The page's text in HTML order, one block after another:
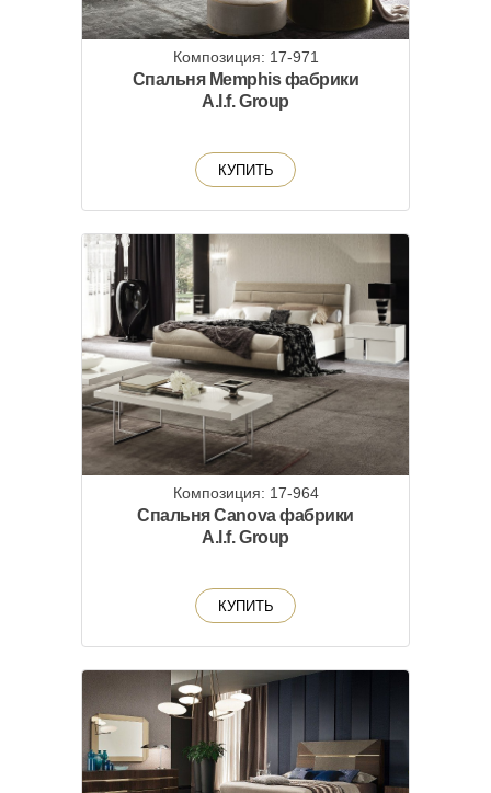
Композиция: 17-971
Спальня Memphis фабрики
A.l.f. Group
КУПИТЬ
Композиция: 17-964
Спальня Canova фабрики
A.l.f. Group
КУПИТЬ